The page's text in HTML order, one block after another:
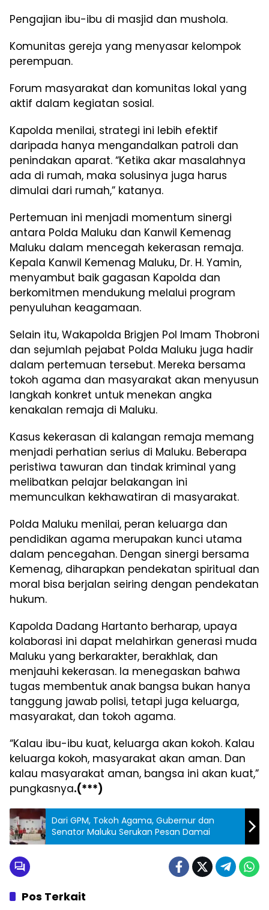
Pengajian ibu-ibu di masjid dan mushola.
Komunitas gereja yang menyasar kelompok
perempuan.
Forum masyarakat dan komunitas lokal yang
aktif dalam kegiatan sosial.
Kapolda menilai, strategi ini lebih efektif
daripada hanya mengandalkan patroli dan
penindakan aparat. “Ketika akar masalahnya
ada di rumah, maka solusinya juga harus
dimulai dari rumah,” katanya.
Pertemuan ini menjadi momentum sinergi
antara Polda Maluku dan Kanwil Kemenag
Maluku dalam mencegah kekerasan remaja.
Kepala Kanwil Kemenag Maluku, Dr. H. Yamin,
menyambut baik gagasan Kapolda dan
berkomitmen mendukung melalui program
penyuluhan keagamaan.
Selain itu, Wakapolda Brigjen Pol Imam Thobroni
dan sejumlah pejabat Polda Maluku juga hadir
dalam pertemuan tersebut. Mereka bersama
tokoh agama dan masyarakat akan menyusun
langkah konkret untuk menekan angka
kenakalan remaja di Maluku.
Kasus kekerasan di kalangan remaja memang
menjadi perhatian serius di Maluku. Beberapa
peristiwa tawuran dan tindak kriminal yang
melibatkan pelajar belakangan ini
memunculkan kekhawatiran di masyarakat.
Polda Maluku menilai, peran keluarga dan
pendidikan agama merupakan kunci utama
dalam pencegahan. Dengan sinergi bersama
Kemenag, diharapkan pendekatan spiritual dan
moral bisa berjalan seiring dengan pendekatan
hukum.
Kapolda Dadang Hartanto berharap, upaya
kolaborasi ini dapat melahirkan generasi muda
Maluku yang berkarakter, berakhlak, dan
menjauhi kekerasan. Ia menegaskan bahwa
tugas membentuk anak bangsa bukan hanya
tanggung jawab polisi, tetapi juga keluarga,
masyarakat, dan tokoh agama.
“Kalau ibu-ibu kuat, keluarga akan kokoh. Kalau
keluarga kokoh, masyarakat akan aman. Dan
kalau masyarakat aman, bangsa ini akan kuat,”
pungkasnya.(***)
Dari GPM, Tokoh Agama, Gubernur dan
Senator Maluku Serukan Pesan Damai
Pos Terkait